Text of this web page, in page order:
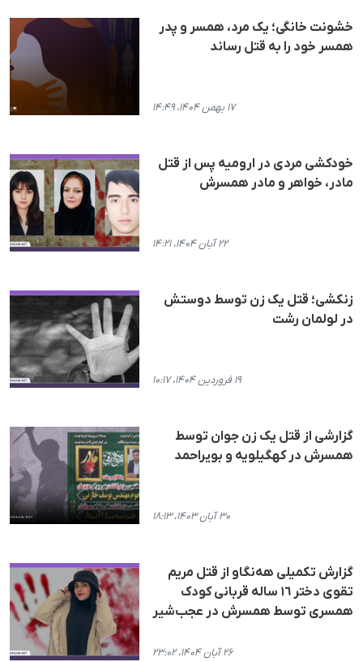
خشونت خانگی؛ یک مرد، همسر و پدر
همسر خود را به قتل رساند
۱۷ بهمن ۱۴۰۴، ۱۴:۴۹
خودکشی مردی در ارومیە پس از قتل
مادر، خواهر و مادر همسرش
۲۲ آبان ۱۴۰۴، ۱۴:۲۱
زنکشی؛ قتل یک زن توسط دوستش
در لولمان رشت
۱۹ فروردین ۱۴۰۴، ۱۰:۱۷
گزارشی از قتل یک زن جوان توسط
همسرش در کهگیلویه و بویراحمد
۳۰ آبان ۱۴۰۳، ۱۸:۱۳
گزارش تکمیلی هەنگاو از قتل مریم
تقوی دختر ١٦ سالە قربانی کودک
همسری توسط همسرش در عجب‌شیر
۲۶ آبان ۱۴۰۴، ۲۳:۰۲